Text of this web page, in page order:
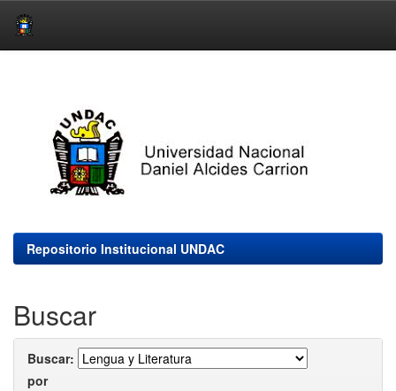
Repositorio Institucional UNDAC
Buscar
Buscar:
por